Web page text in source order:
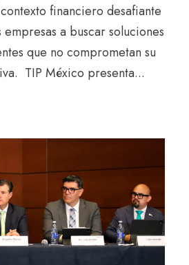
financiero desafiante
empresas a buscar soluciones
que no comprometan su
TIP México presenta...